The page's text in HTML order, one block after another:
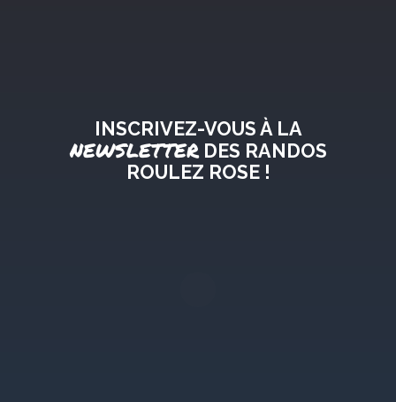
INSCRIVEZ-VOUS À LA
NEWSLETTERDES RANDOS
ROULEZ ROSE !